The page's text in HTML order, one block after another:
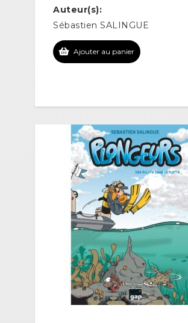
Auteur(s):
Sébastien SALINGUE
Ajouter au panier